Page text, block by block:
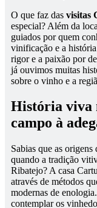
O que faz das visitas
especial? Além da
guiados por quem
vinificação e a
rigor e a paixão por
já ouvimos muitas
sobre o vinho e a
História viva
campo à
Sabias que as
quando a tradição
Ribatejo? A casa
através de métodos
modernas de
contemplar os